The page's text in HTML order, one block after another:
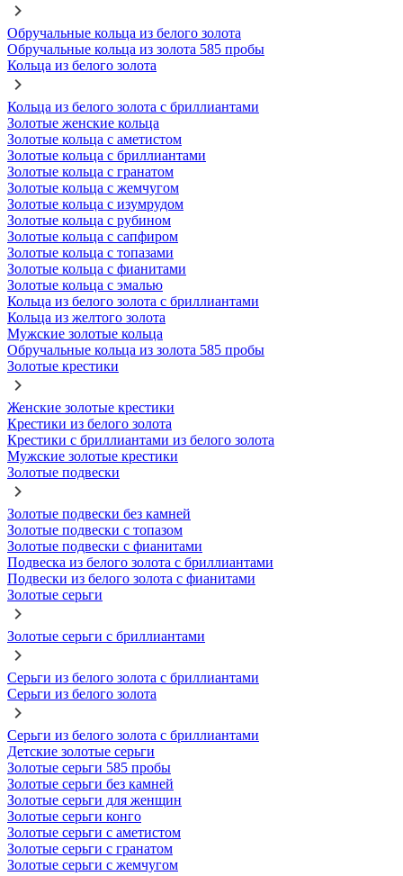
Обручальные кольца из белого золота
Обручальные кольца из золота 585 пробы
Кольца из белого золота
Кольца из белого золота с бриллиантами
Золотые женские кольца
Золотые кольца с аметистом
Золотые кольца с бриллиантами
Золотые кольца с гранатом
Золотые кольца с жемчугом
Золотые кольца с изумрудом
Золотые кольца с рубином
Золотые кольца с сапфиром
Золотые кольца с топазами
Золотые кольца с фианитами
Золотые кольца с эмалью
Кольца из белого золота с бриллиантами
Кольца из желтого золота
Мужские золотые кольца
Обручальные кольца из золота 585 пробы
Золотые крестики
Женские золотые крестики
Крестики из белого золота
Крестики с бриллиантами из белого золота
Мужские золотые крестики
Золотые подвески
Золотые подвески без камней
Золотые подвески с топазом
Золотые подвески с фианитами
Подвеска из белого золота с бриллиантами
Подвески из белого золота с фианитами
Золотые серьги
Золотые серьги с бриллиантами
Серьги из белого золота с бриллиантами
Серьги из белого золота
Серьги из белого золота с бриллиантами
Детские золотые серьги
Золотые серьги 585 пробы
Золотые серьги без камней
Золотые серьги для женщин
Золотые серьги конго
Золотые серьги с аметистом
Золотые серьги с гранатом
Золотые серьги с жемчугом